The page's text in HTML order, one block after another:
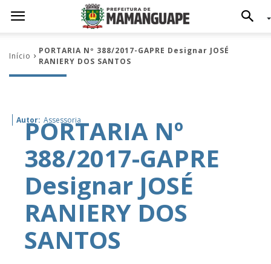
Início
PORTARIA Nº 388/2017-GAPRE Designar JOSÉ
RANIERY DOS SANTOS
Autor: Assessoria
PORTARIA Nº
388/2017-GAPRE
Designar JOSÉ
RANIERY DOS
SANTOS